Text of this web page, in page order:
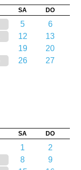
SA DO
5
6
12
13
19
20
26
27
SA DO
1
2
8
9